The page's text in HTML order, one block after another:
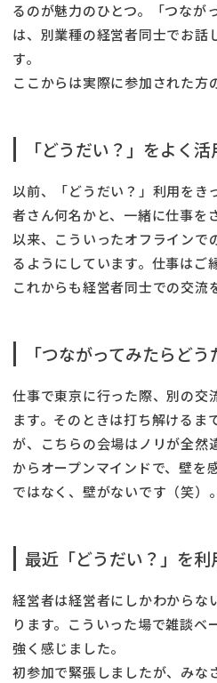
るのが魅力のひとつ。「つなが
は、別業種の経営者同士でお話
す。
ここからは実際に参加された方
「どうだい？」をよく
以前、「どうだい？」利用をき
者さん何名かと、一緒に仕事を
以来、こういったオフラインで
るようにしています。仕事はご
これからも経営者同士での交流
「つながってみたらど
仕事で東京に行った際、別の交
ます。そのときは打ち解けるま
が、こちらの会場はノリが全然
からオープンマインドで、壁を
ではなく、壁がないです（笑）。
最近「どうだい？」を利
経営者は経営者にしかわからな
ります。こういった場で雑談ベ
強く感じました。
初参加で緊張しましたが、みな